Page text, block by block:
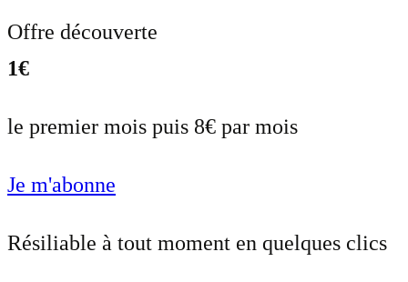
Offre découverte
1€
le premier mois puis 8€ par mois
Je m'abonne
Résiliable à tout moment en quelques clics